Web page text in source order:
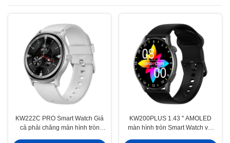
KW222C PRO Smart Watch Giá
cả phải chăng màn hình tròn
KW200PLUS 1.43 " AMOLED
màn hình tròn Smart Watch với